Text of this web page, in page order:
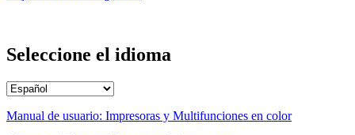
Seleccione el idioma
Manual de usuario: Impresoras y Multifunciones en color